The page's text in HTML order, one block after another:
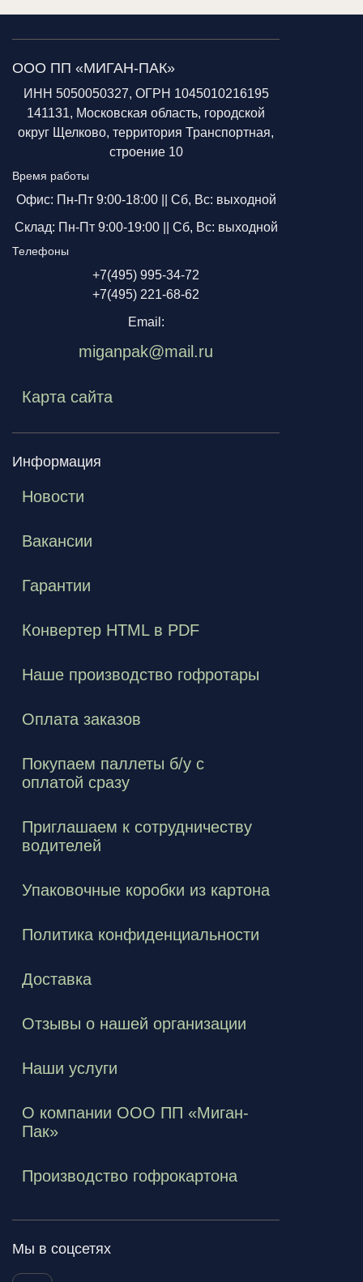
ООО ПП «МИГАН-ПАК»
ИНН 5050050327, ОГРН 1045010216195
141131, Московская область, городской
округ Щелково, территория Транспортная,
строение 10
Время работы
Офис: Пн-Пт 9:00-18:00 || Сб, Вс: выходной
Склад: Пн-Пт 9:00-19:00 || Сб, Вс: выходной
Телефоны
+7(495) 995-34-72
+7(495) 221-68-62
Email:
miganpak@mail.ru
Карта сайта
Информация
Новости
Вакансии
Гарантии
Конвертер HTML в PDF
Наше производство гофротары
Оплата заказов
Покупаем паллеты б/у с
оплатой сразу
Приглашаем к сотрудничеству
водителей
Упаковочные коробки из картона
Политика конфиденциальности
Доставка
Отзывы о нашей организации
Наши услуги
О компании ООО ПП «Миган-
Пак»
Производство гофрокартона
Мы в соцсетях